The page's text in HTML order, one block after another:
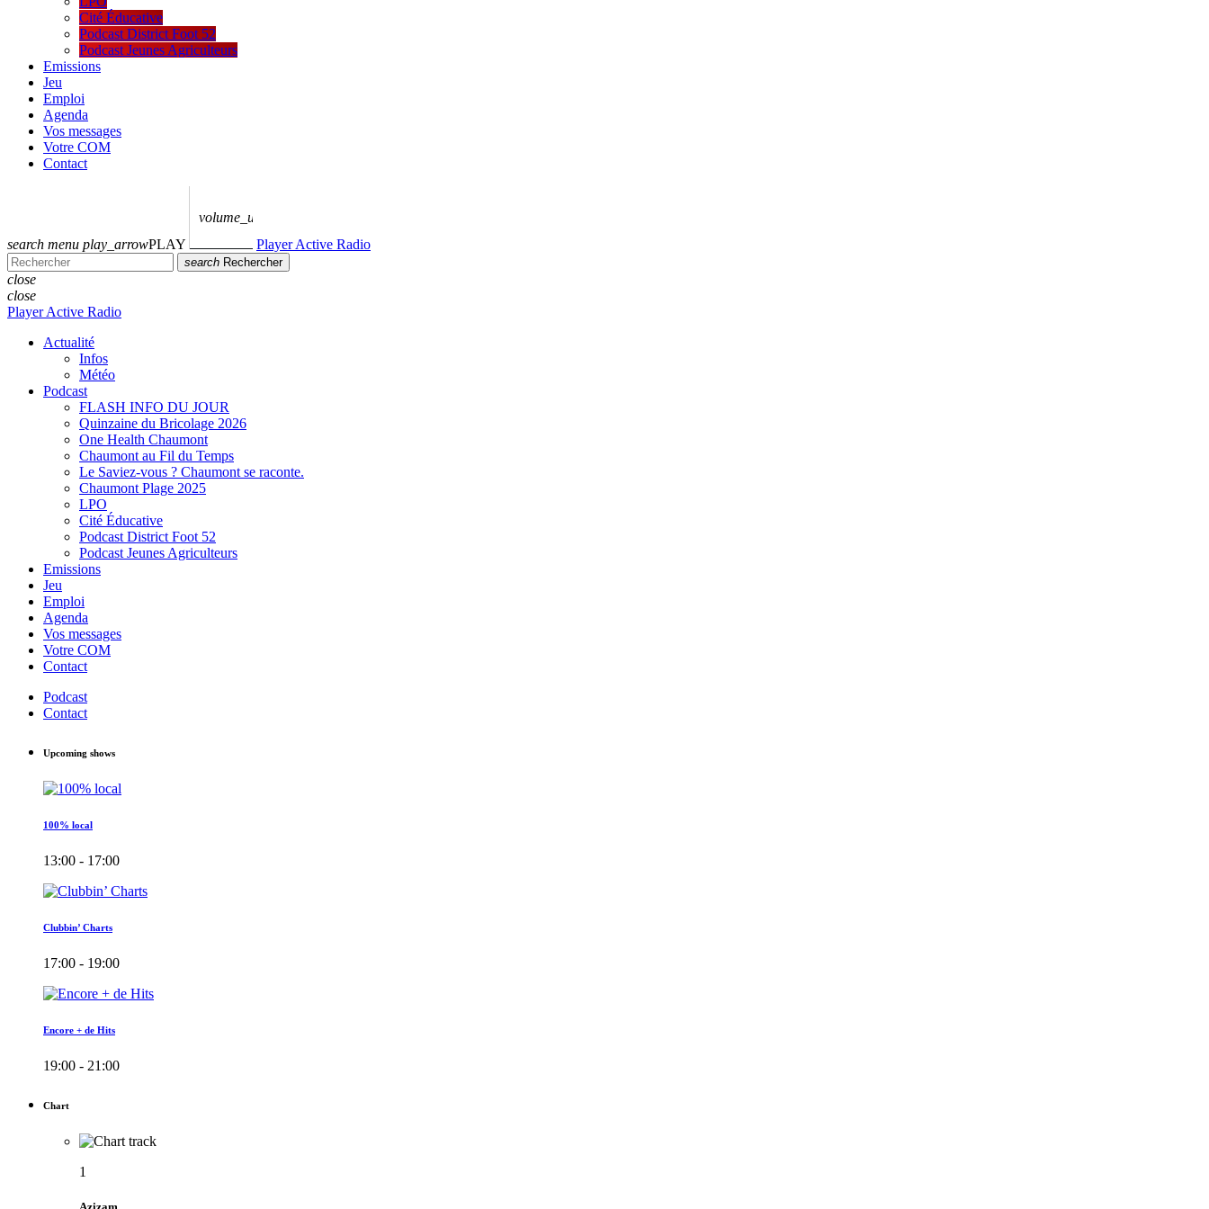
Cité Éducative
Podcast District Foot 52
Podcast Jeunes Agriculteurs
Emissions
Jeu
Emploi
Agenda
Vos messages
Votre COM
Contact
search menu play_arrowPLAY
volume_up
Player Active Radio
search Rechercher
close
close
Player Active Radio
Actualité
Infos
Météo
Podcast
FLASH INFO DU JOUR
Quinzaine du Bricolage 2026
One Health Chaumont
Chaumont au Fil du Temps
Le Saviez-vous ? Chaumont se raconte.
Chaumont Plage 2025
LPO
Cité Éducative
Podcast District Foot 52
Podcast Jeunes Agriculteurs
Emissions
Jeu
Emploi
Agenda
Vos messages
Votre COM
Contact
Podcast
Contact
Upcoming shows
100% local
13:00 - 17:00
Clubbin’ Charts
17:00 - 19:00
Encore + de Hits
19:00 - 21:00
Chart
1